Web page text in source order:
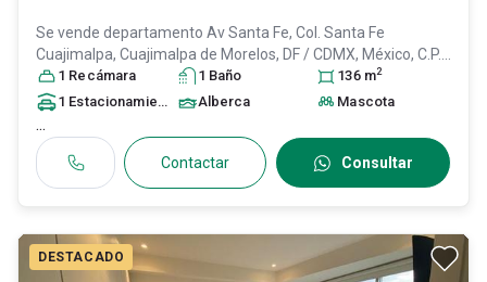
Se vende departamento Av Santa Fe, Col. Santa Fe
Cuajimalpa, Cuajimalpa de Morelos, DF / CDMX, México, C.P.
05348, ID:31598577
1 Recámara 1 Baño 136 m2
1 Estacionamiento Alberca Mascota
...
Contactar Consultar
DESTACADO